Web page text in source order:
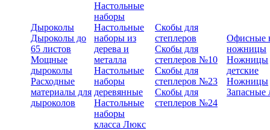
Дыроколы
Дыроколы до
65 листов
Мощные
дыроколы
Расходные
материалы для
дыроколов
Настольные
наборы
Настольные
наборы из
дерева и
металла
Настольные
наборы
деревянные
Настольные
наборы
класса Люкс
Скобы для
степлеров
Скобы для
степлеров №10
Скобы для
степлеров №23
Скобы для
степлеров №24
Офисные
ножницы
Ножницы
детские
Ножницы
Запасные